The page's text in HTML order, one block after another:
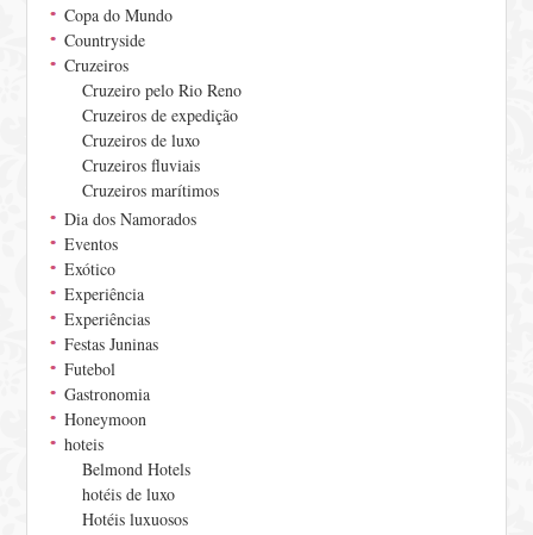
Copa do Mundo
Countryside
Cruzeiros
Cruzeiro pelo Rio Reno
Cruzeiros de expedição
Cruzeiros de luxo
Cruzeiros fluviais
Cruzeiros marítimos
Dia dos Namorados
Eventos
Exótico
Experiência
Experiências
Festas Juninas
Futebol
Gastronomia
Honeymoon
hoteis
Belmond Hotels
hotéis de luxo
Hotéis luxuosos